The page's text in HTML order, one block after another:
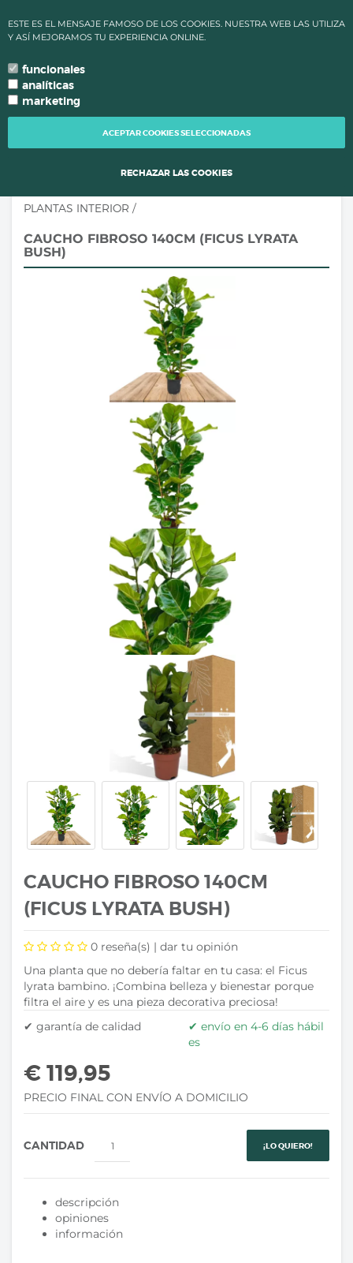
ENVÍO DE PEDIDOS CAMBIAN PARA MANTENER LA CALIDAD DE
TUS PLANTAS.
language TU IDIOMA
PLANTAS INTERIOR /
CAUCHO FIBROSO 140CM (FICUS LYRATA
BUSH)
CAUCHO FIBROSO 140CM
(FICUS LYRATA BUSH)
0 reseña(s) | dar tu opinión
Una planta que no debería faltar en tu casa: el Ficus
lyrata bambino. ¡Combina belleza y bienestar porque
filtra el aire y es una pieza decorativa preciosa!
✔ garantía de calidad
✔ envío en 4-6 días hábil
es
€ 119,95
PRECIO FINAL CON ENVÍO A DOMICILIO
CANTIDAD ¡LO QUIERO!
descripción
opiniones
información
ESTE ES EL MENSAJE FAMOSO DE LOS COOKIES. NUESTRA WEB LAS UTILIZA
Y ASÍ MEJORAMOS TU EXPERIENCIA ONLINE.
funcionales
analíticas
marketing
ACEPTAR COOKIES SELECCIONADAS
RECHAZAR LAS COOKIES